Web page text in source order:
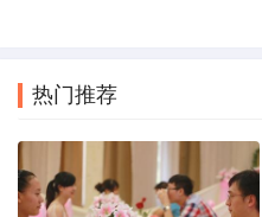
热门推荐